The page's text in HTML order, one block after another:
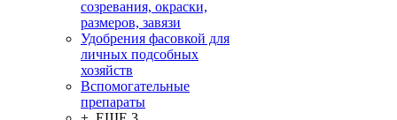
созревания, окраски,
размеров, завязи
Удобрения фасовкой для
личных подсобных
хозяйств
Вспомогательные
препараты